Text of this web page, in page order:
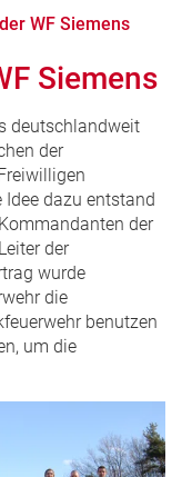
WF Siemens
Siemens
deutschlandweit
der
Idee dazu entstand
der
der
wurde
die
benutzen
um die